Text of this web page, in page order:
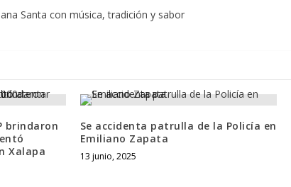
Santa con música, tradición y sabor
brindaron
Xalapa
Se accidenta patrulla de la Policía en
Emiliano Zapata
13 junio, 2025